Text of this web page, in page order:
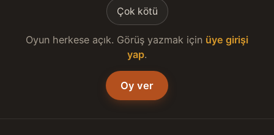
Çok kötü
Oyun herkese açık. Görüş yazmak için üye girişi
yap.
Oy ver